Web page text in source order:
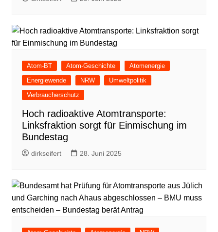
Atom-BT Atom-Geschichte
Atomenergie
Energiewende
NRW
Umweltpolitik
Verbraucherschutz
Hoch radioaktive Atomtransporte:
Linksfraktion sorgt für Einmischung im
Bundestag
dirkseifert 28. Juni 2025